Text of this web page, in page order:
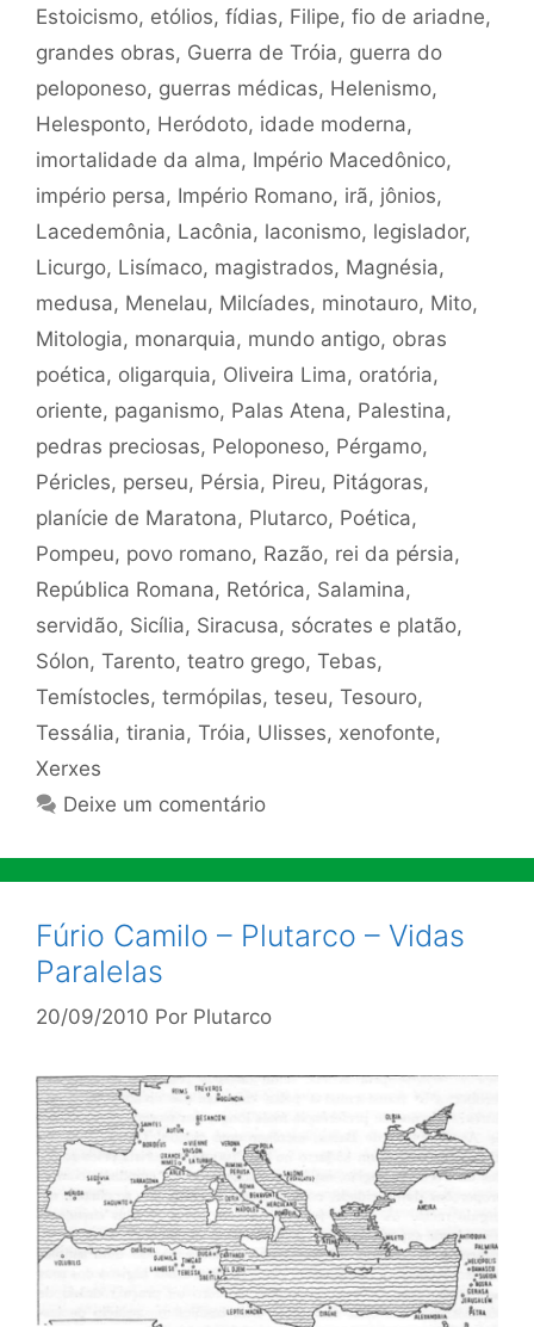
Estoicismo, etólios, fídias, Filipe, fio de ariadne,
grandes obras, Guerra de Tróia, guerra do
peloponeso, guerras médicas, Helenismo,
Helesponto, Heródoto, idade moderna,
imortalidade da alma, Império Macedônico,
império persa, Império Romano, irã, jônios,
Lacedemônia, Lacônia, laconismo, legislador,
Licurgo, Lisímaco, magistrados, Magnésia,
medusa, Menelau, Milcíades, minotauro, Mito,
Mitologia, monarquia, mundo antigo, obras
poética, oligarquia, Oliveira Lima, oratória,
oriente, paganismo, Palas Atena, Palestina,
pedras preciosas, Peloponeso, Pérgamo,
Péricles, perseu, Pérsia, Pireu, Pitágoras,
planície de Maratona, Plutarco, Poética,
Pompeu, povo romano, Razão, rei da pérsia,
República Romana, Retórica, Salamina,
servidão, Sicília, Siracusa, sócrates e platão,
Sólon, Tarento, teatro grego, Tebas,
Temístocles, termópilas, teseu, Tesouro,
Tessália, tirania, Tróia, Ulisses, xenofonte,
Xerxes
Deixe um comentário
Fúrio Camilo – Plutarco – Vidas
Paralelas
20/09/2010 Por Plutarco